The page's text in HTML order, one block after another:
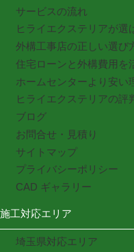
サービスの流れ
ヒライエクステリアが選
外構工事店の正しい選び
住宅ローンと外構費用を
ホームセンターより安い
ヒライエクステリアの評
ブログ
お問合せ・見積り
サイトマップ
プライバシーポリシー
CAD ギャラリー
施工対応エリア
埼玉県対応エリア